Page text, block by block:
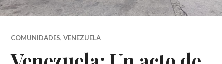
COMUNIDADES,VENEZUELA